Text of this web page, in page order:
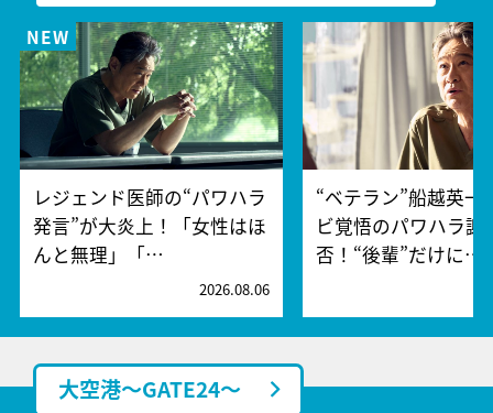
レジェンド医師の“パワハラ
発言”が大炎上！「女性はほ
んと無理」「…
2026.08.06
“ベテラン”船越英一
ビ覚悟のパワハラ謝
否！“後輩”だけに…
大空港～GATE24～